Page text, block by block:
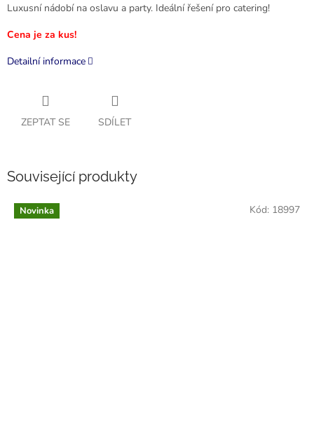
Luxusní nádobí na oslavu a party. Ideální řešení pro catering!
Cena je za kus!
Detailní informace
ZEPTAT SE SDÍLET
Související produkty
Novinka Kód: 18997